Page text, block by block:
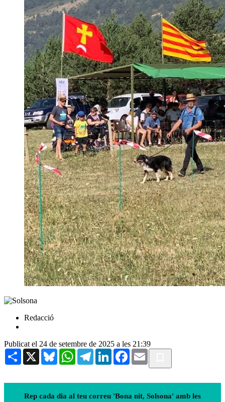
Redacció
Publicat el 24 de setembre de 2025 a les 21:39
Share X BlueskyWhatsAppTelegramLinkedInFacebook
Email
Rep cada dia al teu correu 'Bona nit, Solsona' amb les